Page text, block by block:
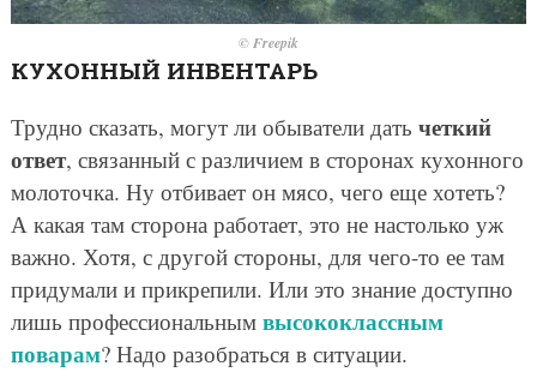
© Freepik
КУХОННЫЙ ИНВЕНТАРЬ
Трудно сказать, могут ли обыватели дать четкий
ответ, связанный с различием в сторонах кухонного
молоточка. Ну отбивает он мясо, чего еще хотеть?
А какая там сторона работает, это не настолько уж
важно. Хотя, с другой стороны, для чего-то ее там
придумали и прикрепили. Или это знание доступно
лишь профессиональным высококлассным
поварам? Надо разобраться в ситуации.